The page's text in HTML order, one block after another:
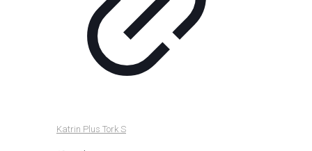
Katrin Plus Tork S